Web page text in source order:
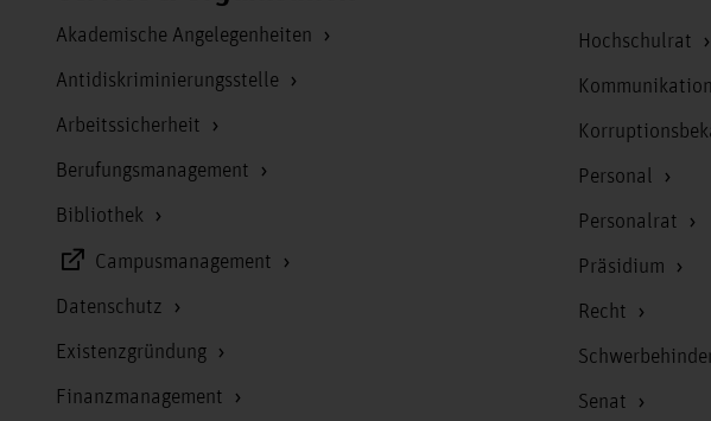
Akademische Angelegenheiten
Antidiskriminierungsstelle
Arbeitssicherheit
Berufungsmanagement
Bibliothek
Campusmanagement
Datenschutz
Existenzgründung
Finanzmanagement
Hochschulrat
Personal
Personalrat
Präsidium
Recht
Senat